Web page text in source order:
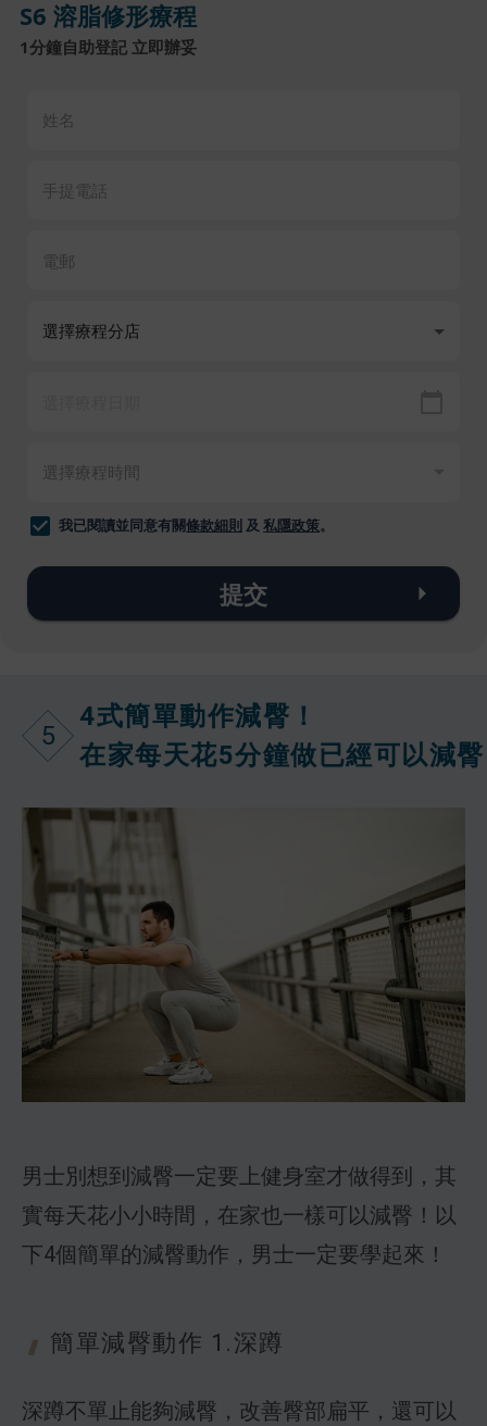
S6 溶脂修形療程
1分鐘自助登記 立即辦妥
我已閱讀並同意有關條款細則 及 私隱政策。
提交
5
4式簡單動作減臀！
在家每天花5分鐘做已經可以減
男士別想到減臀一定要上健身室才做得到，其
實每天花小小時間，在家也一樣可以減臀！以
下4個簡單的減臀動作，男士一定要學起來！
簡單減臀動作 1.深蹲
深蹲不單止能夠減臀，改善臀部扁平，還可以